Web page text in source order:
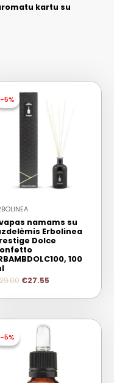
kartu su
-5%
-5%
namams su
Erbolinea
Dolce
100
29.00 €27.55
-5%
-5%